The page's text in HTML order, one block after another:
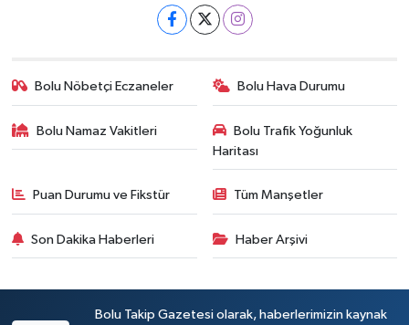
Bolu Nöbetçi Eczaneler Bolu Hava Durumu
Bolu Namaz Vakitleri
Bolu Trafik Yoğunluk
Haritası
Puan Durumu ve Fikstür Tüm Manşetler
Son Dakika Haberleri Haber Arşivi
Bolu Takip Gazetesi olarak, haberlerimizin kaynak